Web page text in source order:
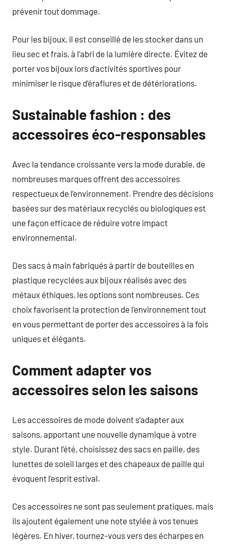
prévenir tout dommage.
Pour les bijoux, il est conseillé de les stocker dans un
lieu sec et frais, à l’abri de la lumière directe. Évitez de
porter vos bijoux lors d’activités sportives pour
minimiser le risque d’éraflures et de détériorations.
Sustainable fashion : des
accessoires éco-responsables
Avec la tendance croissante vers la mode durable, de
nombreuses marques offrent des accessoires
respectueux de l’environnement. Prendre des décisions
basées sur des matériaux recyclés ou biologiques est
une façon efficace de réduire votre impact
environnemental.
Des sacs à main fabriqués à partir de bouteilles en
plastique recyclées aux bijoux réalisés avec des
métaux éthiques, les options sont nombreuses. Ces
choix favorisent la protection de l’environnement tout
en vous permettant de porter des accessoires à la fois
uniques et élégants.
Comment adapter vos
accessoires selon les saisons
Les accessoires de mode doivent s’adapter aux
saisons, apportant une nouvelle dynamique à votre
style. Durant l’été, choisissez des sacs en paille, des
lunettes de soleil larges et des chapeaux de paille qui
évoquent l’esprit estival.
Ces accessoires ne sont pas seulement pratiques, mais
ils ajoutent également une note stylée à vos tenues
légères. En hiver, tournez-vous vers des écharpes en